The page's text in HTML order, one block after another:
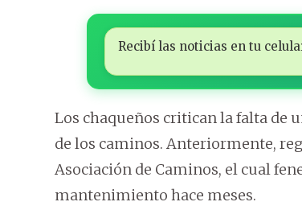
Recibí las noticias en tu
Los chaqueños critican la falta de
de los caminos. Anteriormente,
Asociación de Caminos, el cual
mantenimiento hace meses.